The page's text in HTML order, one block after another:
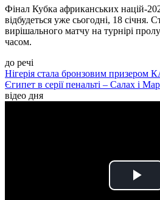
Фінал Кубка африканських націй-
відбудеться уже сьогодні, 18 січня.
вирішального матчу на турнірі
часом.
до речі
Нігерія стала бронзовим призером
Єгипет в серії пенальті – Салах і
відео дня